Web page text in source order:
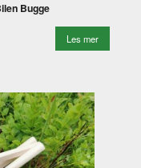
Bugge
Les mer